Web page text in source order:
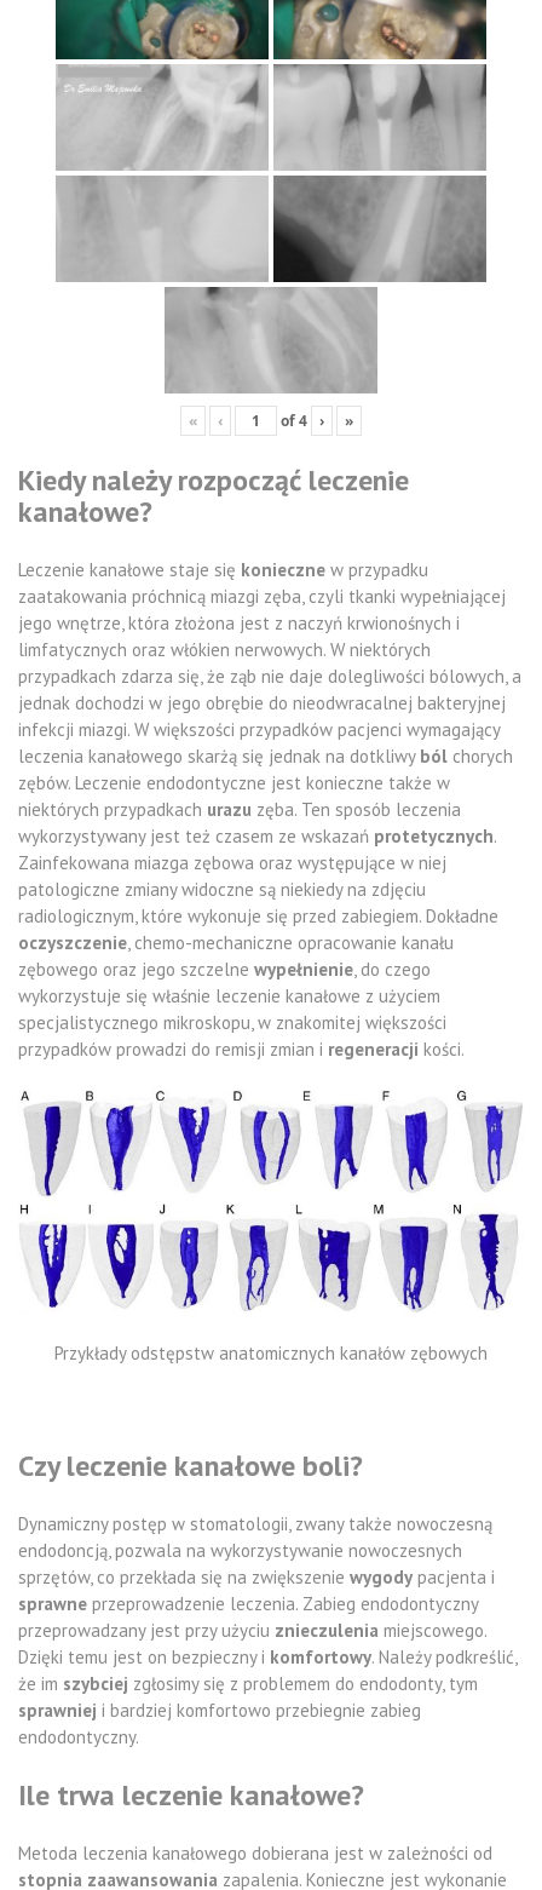
« ‹ of4 › »
Kiedy należy rozpocząć leczenie
kanałowe?
Leczenie kanałowe staje się konieczne w przypadku
zaatakowania próchnicą miazgi zęba, czyli tkanki wypełniającej
jego wnętrze, która złożona jest z naczyń krwionośnych i
limfatycznych oraz włókien nerwowych. W niektórych
przypadkach zdarza się, że ząb nie daje dolegliwości bólowych, a
jednak dochodzi w jego obrębie do nieodwracalnej bakteryjnej
infekcji miazgi. W większości przypadków pacjenci wymagający
leczenia kanałowego skarżą się jednak na dotkliwy ból chorych
zębów. Leczenie endodontyczne jest konieczne także w
niektórych przypadkach urazu zęba. Ten sposób leczenia
wykorzystywany jest też czasem ze wskazań protetycznych.
Zainfekowana miazga zębowa oraz występujące w niej
patologiczne zmiany widoczne są niekiedy na zdjęciu
radiologicznym, które wykonuje się przed zabiegiem. Dokładne
oczyszczenie , chemo-mechaniczne opracowanie kanału
zębowego oraz jego szczelne wypełnienie , do czego
wykorzystuje się właśnie leczenie kanałowe z użyciem
specjalistycznego mikroskopu, w znakomitej większości
przypadków prowadzi do remisji zmian i regeneracji kości.
Przykłady odstępstw anatomicznych kanałów zębowych
Czy leczenie kanałowe boli?
Dynamiczny postęp w stomatologii, zwany także nowoczesną
endodoncją, pozwala na wykorzystywanie nowoczesnych
sprzętów, co przekłada się na zwiększenie wygody pacjenta i
sprawne przeprowadzenie leczenia. Zabieg endodontyczny
przeprowadzany jest przy użyciu znieczulenia miejscowego.
Dzięki temu jest on bezpieczny i komfortowy. Należy podkreślić,
że im szybciej zgłosimy się z problemem do endodonty, tym
sprawniej i bardziej komfortowo przebiegnie zabieg
endodontyczny.
Ile trwa leczenie kanałowe?
Metoda leczenia kanałowego dobierana jest w zależności od
stopnia zaawansowania zapalenia. Konieczne jest wykonanie